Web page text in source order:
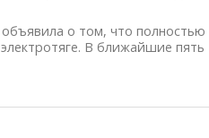
о том, что полностью
В ближайшие пять